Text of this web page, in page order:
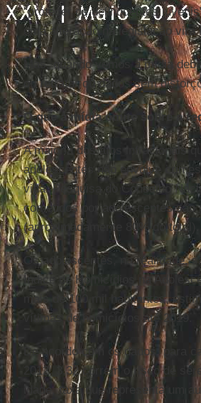
"proteger os delinquentes
uma alteração na legislação
Mas, quando vemos a mídia
ou retratar ou dados sem
O que a mídia omite sobre a
A maioria dos atos infracionais
adolescentes não envolve
vida. Pesquisa do Conselho
cometidos por adolescentes são
(aproximadamente 80% do total).
Os adolescentes, na realidade,
Índice de Homicídios na
mais de 100 mil habitantes,
vítimas de homicídios até 2019.
De acordo com os dados, para
2012, 3,32 correm o risco de
idade, taxa que representa um